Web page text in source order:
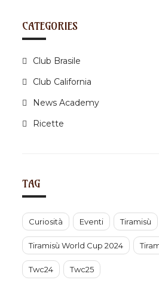
a
t
o
n
CATEGORIES
Club Brasile
Club California
News Academy
Ricette
TAG
Curiosità Eventi Tiramisù
Tiramisù World Cup 2024
Twc24 Twc25